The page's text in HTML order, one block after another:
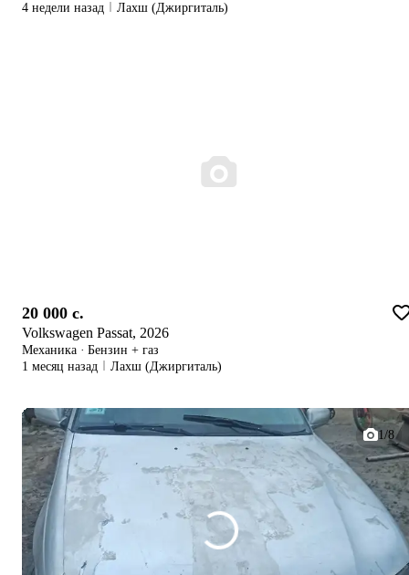
4 недели назад
Лахш (Джиргиталь)
20 000 c.
Volkswagen Passat, 2026
Механика · Бензин + газ
1 месяц назад
Лахш (Джиргиталь)
1/8